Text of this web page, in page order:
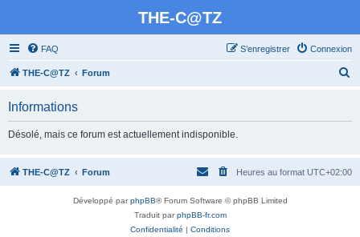
THE-C@TZ
FAQ Connexion
S’enregistrer
THE-C@TZ Forum
r
c
Informations
Désolé, mais ce forum est actuellement indisponible.
THE-C@TZ Forum Heures au format UTC+02:00
Développé parphpBB® Forum Software © phpBB Limited
Traduit parphpBB-fr.com
Confidentialité | Conditions